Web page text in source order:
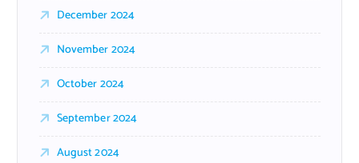
December 2024
November 2024
October 2024
September 2024
August 2024